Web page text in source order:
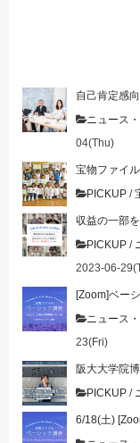
自己肯定感
ニュース
04(Thu)
宝物ファイ
PICKUP /
収益の一部
PICKUP /
2023-06-
[Zoom]ベー
ニュース
23(Fri)
阪大大学院
PICKUP /
6/18(土)